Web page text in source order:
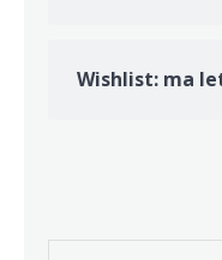
Wishlist: ma